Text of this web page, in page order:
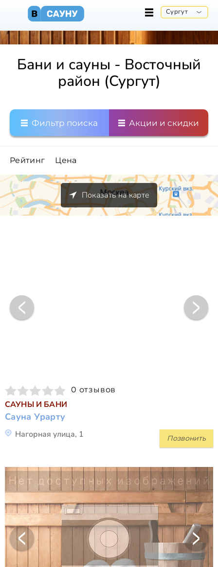
Сургут
Бани и сауны - Восточный
район (Сургут)
Фильтр поиска Акции и скидки
Рейтинг Цена
Показать на карте
0 отзывов
САУНЫ И БАНИ
Сауна Урарту
Позвонить
Нагорная улица, 1